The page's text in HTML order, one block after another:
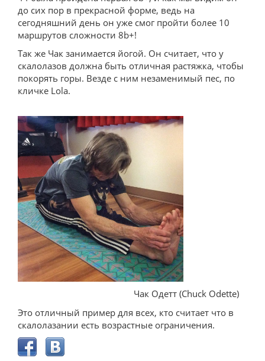
до сих пор в прекрасной форме, ведь на
сегодняшний день он уже смог пройти более 10
маршрутов сложности 8b+!
Так же Чак занимается йогой. Он считает, что у
скалолазов должна быть отличная растяжка, чтобы
покорять горы. Везде с ним незаменимый пес, по
кличке Lola.
Чак Одетт (Chuck Odette)
Это отличный пример для всех, кто считает что в
скалолазании есть возрастные ограничения.